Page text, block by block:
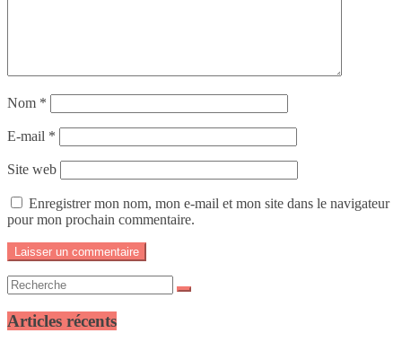
Nom *
E-mail *
Site web
Enregistrer mon nom, mon e-mail et mon site dans le navigateur
pour mon prochain commentaire.
Articles récents